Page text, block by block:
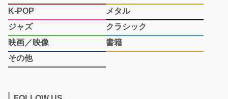
K-POP
メタル
ジャズ
クラシック
映画／映像
書籍
その他